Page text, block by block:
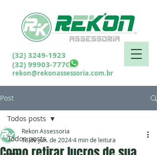
(32) 3249-1923
(32) 99903-7770
rekon@rekonassessoria.com.br
Post
Todos posts
Todos posts
Rekon Assessoria
18 de jun. de 20244 min de leitura